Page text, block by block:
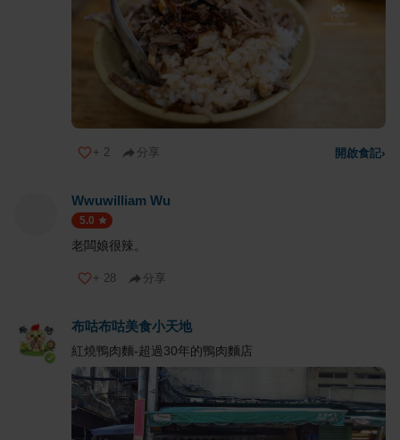
+ 2 分享 開啟食記›
Wwuwilliam Wu
5.0
老闆娘很辣。
+ 28 分享
布咕布咕美食小天地
紅燒鴨肉麵-超過30年的鴨肉麵店